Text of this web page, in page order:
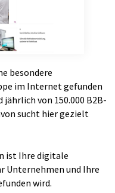
besondere
im Internet gefunden
von 150.000 B2B-
sucht hier gezielt
ist Ihre digitale
Unternehmen und Ihre
wird.